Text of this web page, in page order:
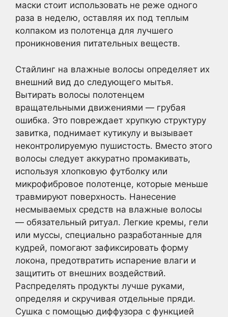
маски стоит использовать не реже одного
раза в неделю, оставляя их под теплым
колпаком из полотенца для лучшего
проникновения питательных веществ.
Стайлинг на влажные волосы определяет их
внешний вид до следующего мытья.
Вытирать волосы полотенцем
вращательными движениями — грубая
ошибка. Это повреждает хрупкую структуру
завитка, поднимает кутикулу и вызывает
неконтролируемую пушистость. Вместо этого
волосы следует аккуратно промакивать,
используя хлопковую футболку или
микрофибровое полотенце, которые меньше
травмируют поверхность. Нанесение
несмываемых средств на влажные волосы
— обязательный ритуал. Легкие кремы, гели
или муссы, специально разработанные для
кудрей, помогают зафиксировать форму
локона, предотвратить испарение влаги и
защитить от внешних воздействий.
Распределять продукты лучше руками,
определяя и скручивая отдельные пряди.
Сушка с помощью диффузора с функцией